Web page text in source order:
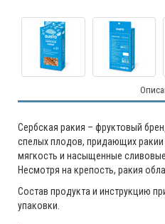
Сербская ракия – фруктовый
спелых плодов, придающих ракии
мягкость и насыщенные
Несмотря на крепость, ракия
Состав продукта и инструкцию
упаковки.